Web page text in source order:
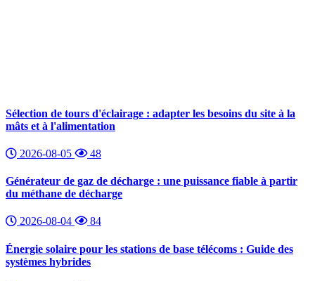
Sélection de tours d'éclairage : adapter les besoins du site à la
mâts et à l'alimentation
2026-08-05 48
Générateur de gaz de décharge : une puissance fiable à partir
du méthane de décharge
2026-08-04 84
Énergie solaire pour les stations de base télécoms : Guide des
systèmes hybrides